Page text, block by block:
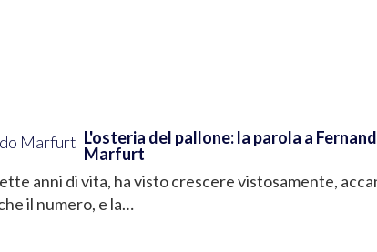
L'osteria del pallone: la parola a
Marfurt
anni di vita, ha visto crescere vistosamente,
il numero, e la…